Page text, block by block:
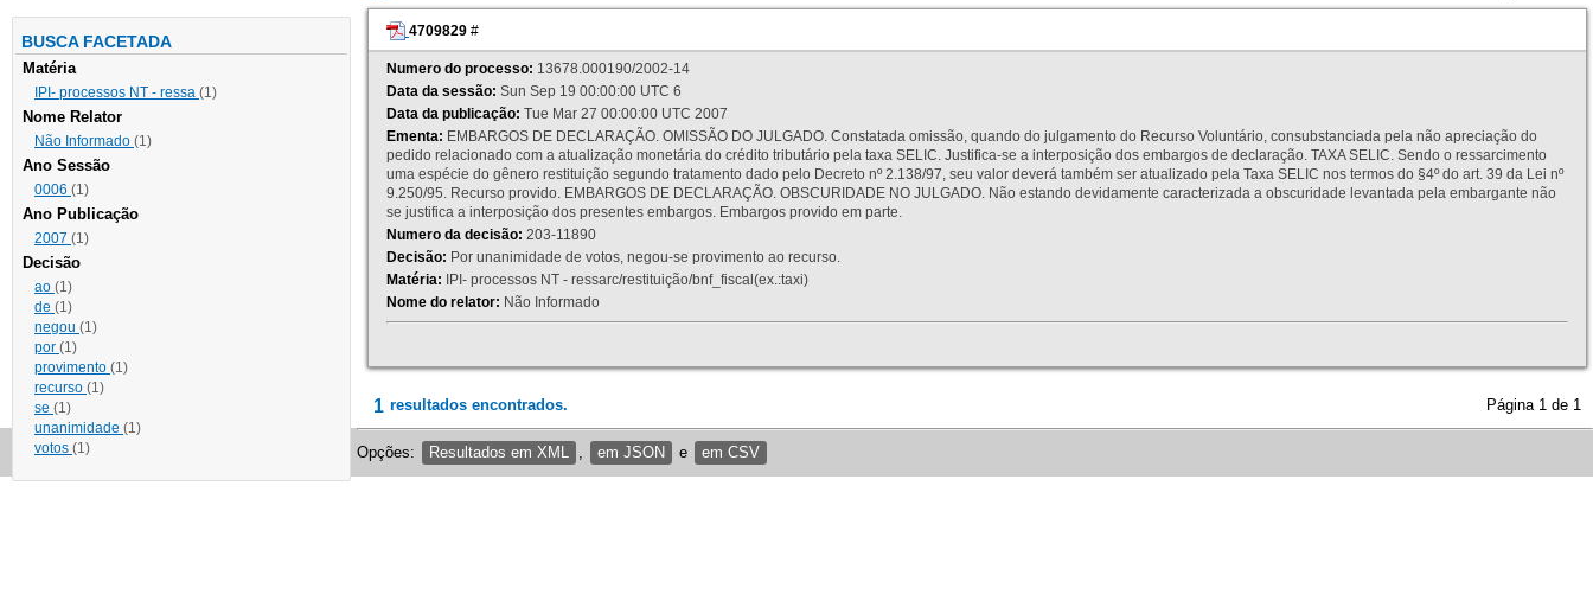
BUSCA FACETADA
Matéria
IPI- processos NT - ressa (1)
Nome Relator
Não Informado (1)
Ano Sessão
0006 (1)
Ano Publicação
2007 (1)
Decisão
ao (1)
de (1)
negou (1)
por (1)
provimento (1)
recurso (1)
se (1)
unanimidade (1)
votos (1)
4709829 #
Numero do processo: 13678.000190/2002-14
Data da sessão: Sun Sep 19 00:00:00 UTC 6
Data da publicação: Tue Mar 27 00:00:00 UTC 2007
Ementa: EMBARGOS DE DECLARAÇÃO. OMISSÃO DO JULGADO. Constatada omissão, quando do julgamento do Recurso Voluntário, consubstanciada pela não apreciação do
pedido relacionado com a atualização monetária do crédito tributário pela taxa SELIC. Justifica-se a interposição dos embargos de declaração. TAXA SELIC. Sendo o ressarcimento
uma espécie do gênero restituição segundo tratamento dado pelo Decreto nº 2.138/97, seu valor deverá também ser atualizado pela Taxa SELIC nos termos do §4º do art. 39 da Lei nº
9.250/95. Recurso provido. EMBARGOS DE DECLARAÇÃO. OBSCURIDADE NO JULGADO. Não estando devidamente caracterizada a obscuridade levantada pela embargante não
se justifica a interposição dos presentes embargos. Embargos provido em parte.
Numero da decisão: 203-11890
Decisão: Por unanimidade de votos, negou-se provimento ao recurso.
Matéria: IPI- processos NT - ressarc/restituição/bnf_fiscal(ex.:taxi)
Nome do relator: Não Informado
1 resultados encontrados. Página 1 de 1
Opções: Resultados em XML em JSON e em CSV